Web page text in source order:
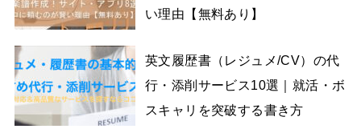
い理由【無料あり】
英文履歴書（レジュメ/CV）の代
行・添削サービス10選｜就活・ボ
スキャリを突破する書き方